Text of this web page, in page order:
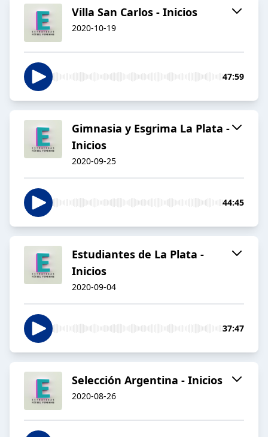
Villa San Carlos - Inicios
2020-10-19
47:59
Gimnasia y Esgrima La Plata -
Inicios
2020-09-25
44:45
Estudiantes de La Plata -
Inicios
2020-09-04
37:47
Selección Argentina - Inicios
2020-08-26